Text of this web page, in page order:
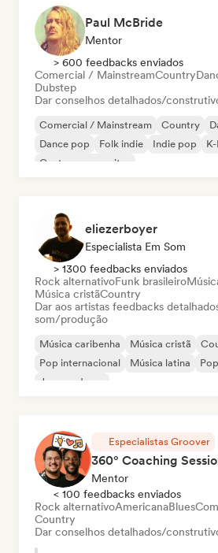
Paul McBride
Mentor
> 600 feedbacks enviados
Comercial / MainstreamCountry
Dubstep
Dar conselhos detalhados/
Comercial / Mainstream Country
Dance pop
Folk indie Indie pop
Cantor-compositor
eliezerboyer
Especialista Em Som
> 1300 feedbacks enviados
Rock alternativoFunk brasileiro
Música cristãCountry
Dar aos artistas feedbacks
som/produção
Música caribenha Música cristã
Pop internacional
Música latina
Jazz moderno
Especialistas Groover
360° Coaching
Mentor
< 100 feedbacks enviados
Rock alternativoAmericanaBlues
Country
Dar conselhos detalhados/